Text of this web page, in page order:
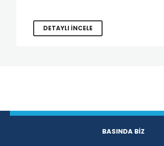
DETAYLI İNCELE
BASINDA BİZ